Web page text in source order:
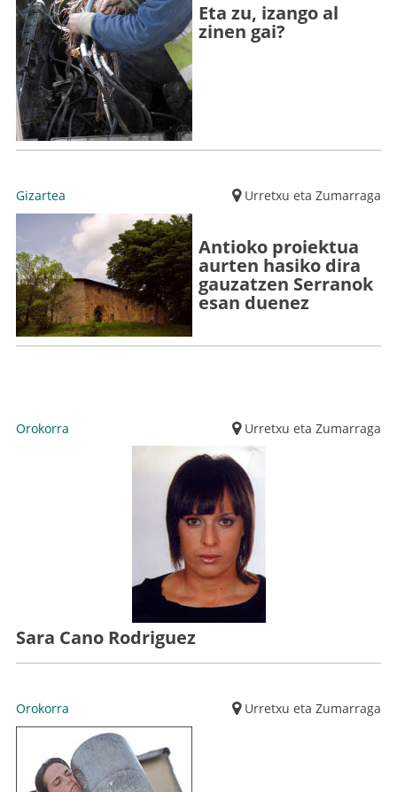
Eta zu, izango al
zinen gai?
Gizartea Urretxu eta Zumarraga
Antioko proiektua
aurten hasiko dira
gauzatzen Serranok
esan duenez
Orokorra Urretxu eta Zumarraga
Sara Cano Rodriguez
Orokorra Urretxu eta Zumarraga